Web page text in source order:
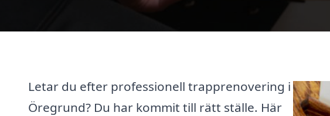
Letar du efter professionell trapprenovering i
Öregrund? Du har kommit till rätt ställe. Här